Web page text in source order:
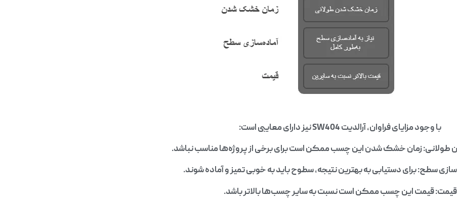
با وجود مزایای فراوان، آرالدیت SW404 نیز دارای معایبی است:
زمان خشک شدن این چسب ممکن است برای برخی از پروژه‌ها مناسب نباشد.
سطح: برای دستیابی به بهترین نتیجه، سطوح باید به خوبی تمیز و آماده شوند.
قیمت: قیمت این چسب ممکن است نسبت به سایر چسب‌ها بالاتر باشد.